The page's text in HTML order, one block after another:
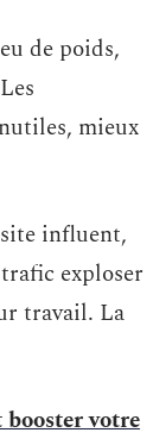
de poids,
mieux
influent,
exploser
travail. La
votre